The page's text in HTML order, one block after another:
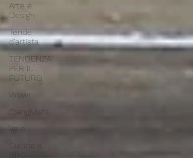
Arte e
Design
Tende
d'artista
TENDENZA
PER IL
FUTURO
Wow!
Frangivista
Vele
Cucine e